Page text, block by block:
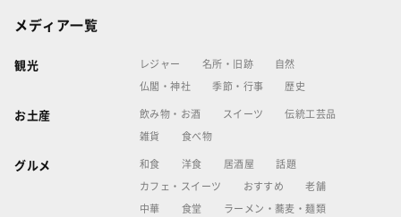
メディア一覧
観光 レジャー 名所・旧跡 自然
仏閣・神社 季節・行事 歴史
お土産 飲み物・お酒 スイーツ 伝統工芸品
雑貨 食べ物
グルメ 和食 洋食 居酒屋 話題
カフェ・スイーツ おすすめ 老舗
中華 食堂 ラーメン・蕎麦・麺類